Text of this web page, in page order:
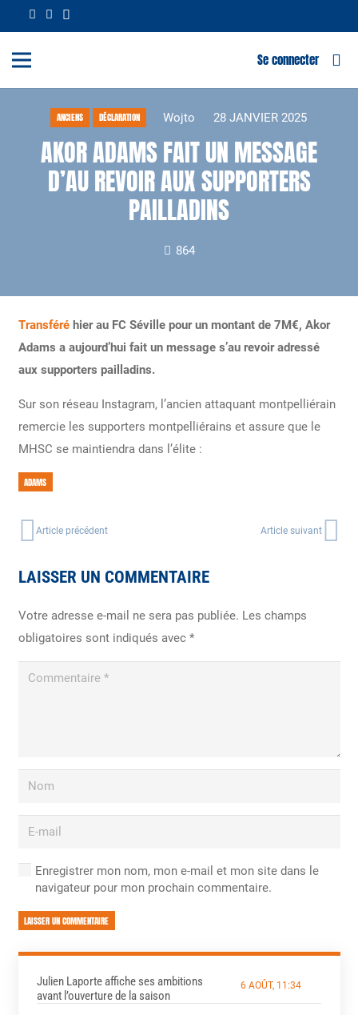
Se connecter
ANCIENS DÉCLARATION Wojto 28 JANVIER 2025
AKOR ADAMS FAIT UN MESSAGE
D’AU REVOIR AUX SUPPORTERS
PAILLADINS
864
Transféréhier au FC Séville pour un montant de 7M€, Akor
Adams a aujourd’hui fait un message s’au revoir adressé
aux supporters pailladins.
Sur son réseau Instagram, l’ancien attaquant montpelliérain
remercie les supporters montpelliérains et assure que le
MHSC se maintiendra dans l’élite :
ADAMS
Article précédent Article suivant
LAISSER UN COMMENTAIRE
Votre adresse e-mail ne sera pas publiée. Les champs
obligatoires sont indiqués avec *
Enregistrer mon nom, mon e-mail et mon site dans le
navigateur pour mon prochain commentaire.
LAISSER UN COMMENTAIRE
Julien Laporte affiche ses ambitions
avant l’ouverture de la saison
6 AOÛT, 11:34